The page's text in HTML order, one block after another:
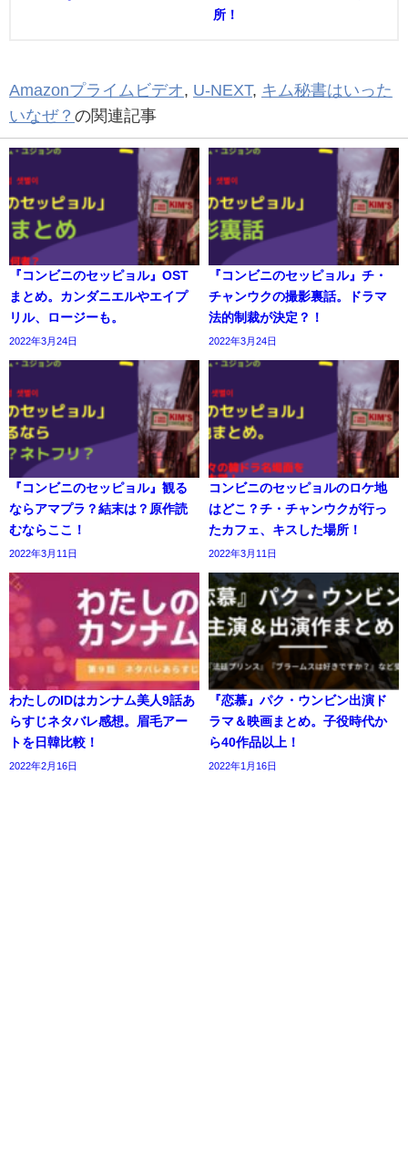
所！
Amazonプライムビデオ U-NEXT, キム秘書はいった
いなぜ？ の関連記事
『コンビニのセッピョル』OST
まとめ。カンダニエルやエイプ
リル、ロージーも。
2022年3月24日
『コンビニのセッピョル』チ・
チャンウクの撮影裏話。ドラマ
法的制裁が決定？！
2022年3月24日
『コンビニのセッピョル』観る
ならアマプラ？結末は？原作読
むならここ！
2022年3月11日
コンビニのセッピョルのロケ地
はどこ？チ・チャンウクが行っ
たカフェ、キスした場所！
2022年3月11日
わたしのIDはカンナム美人9話あ
らすじネタバレ感想。眉毛アー
トを日韓比較！
2022年2月16日
『恋慕』パク・ウンビン出演ド
ラマ＆映画まとめ。子役時代か
ら40作品以上！
2022年1月16日